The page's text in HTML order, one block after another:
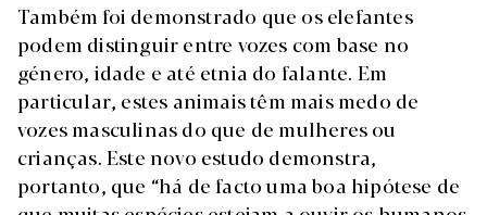
Também foi demonstrado que os elefantes
podem distinguir entre vozes com base no
género, idade e até etnia do falante. Em
particular, estes animais têm mais medo de
vozes masculinas do que de mulheres ou
crianças. Este novo estudo demonstra,
portanto, que “há de facto uma boa hipótese de